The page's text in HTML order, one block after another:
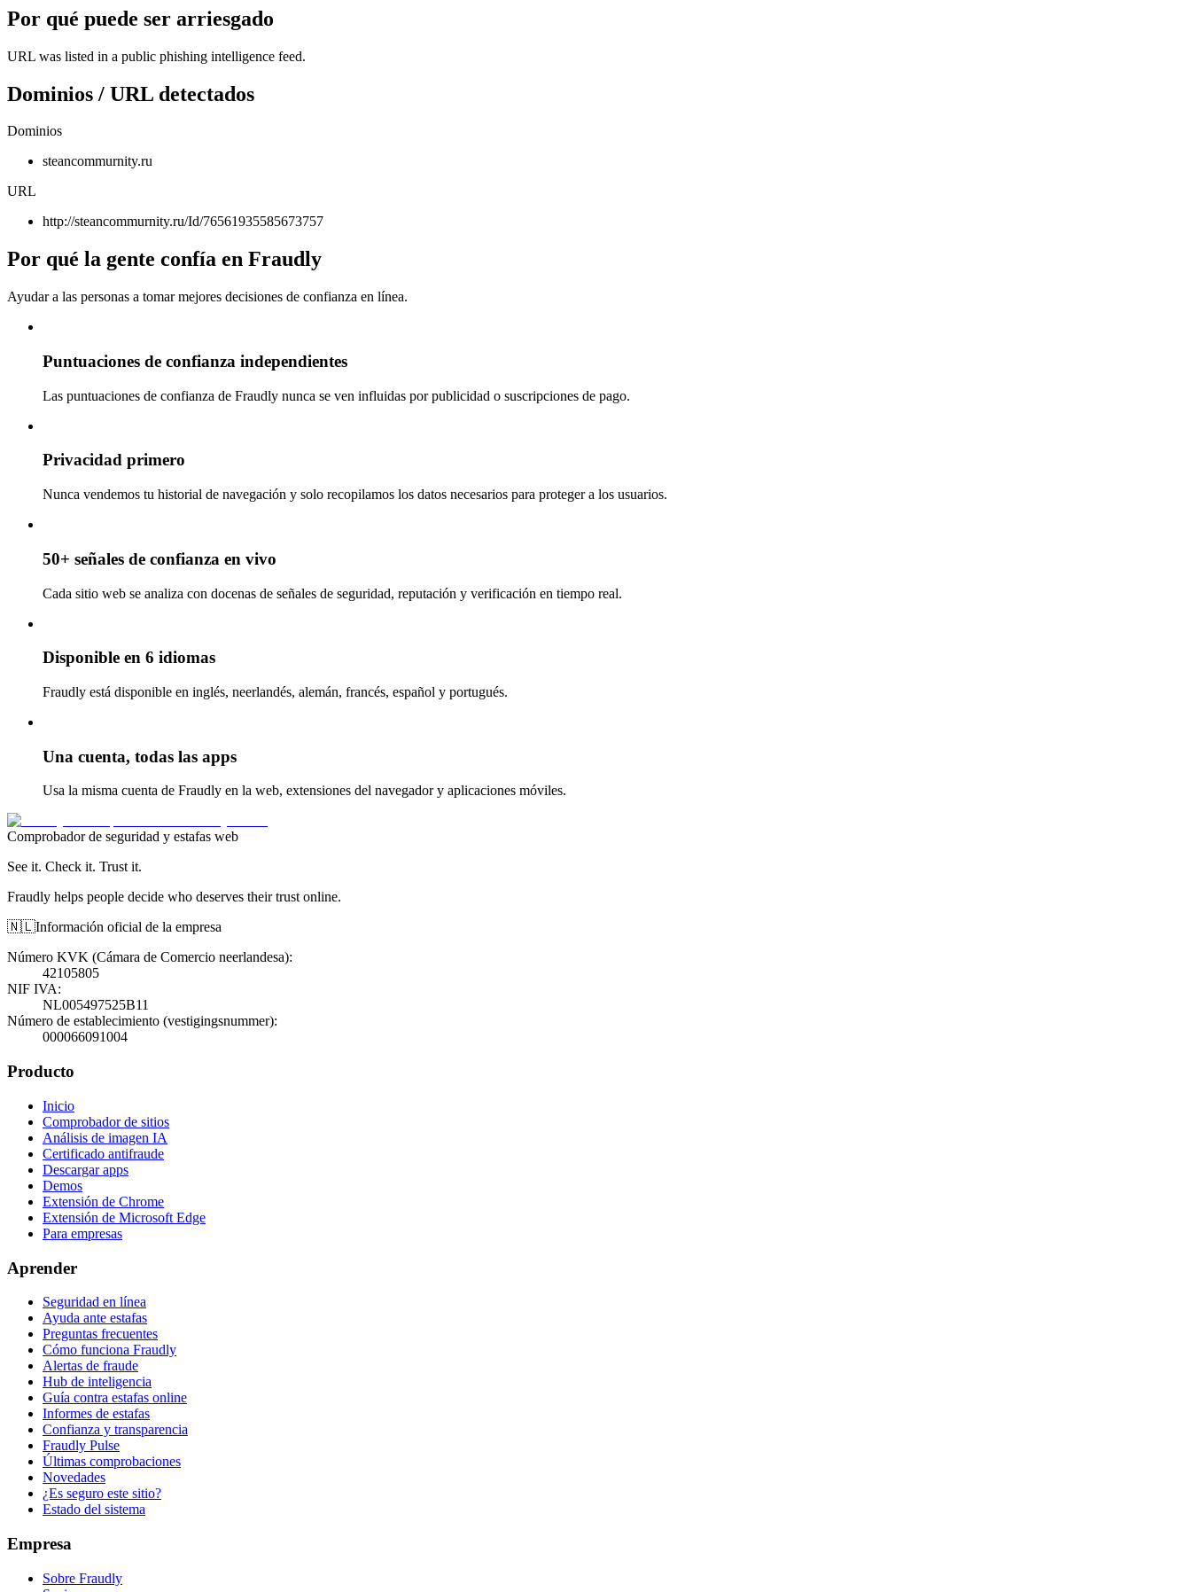
Por qué puede ser arriesgado
URL was listed in a public phishing intelligence feed.
Dominios / URL detectados
Dominios
steancommurnity.ru
URL
http://steancommurnity.ru/Id/76561935585673757
Por qué la gente confía en Fraudly
Ayudar a las personas a tomar mejores decisiones de confianza en línea.
Puntuaciones de confianza independientes
Las puntuaciones de confianza de Fraudly nunca se ven influidas por publicidad o suscripciones de pago.
Privacidad primero
Nunca vendemos tu historial de navegación y solo recopilamos los datos necesarios para proteger a los usuarios.
50+ señales de confianza en vivo
Cada sitio web se analiza con docenas de señales de seguridad, reputación y verificación en tiempo real.
Disponible en 6 idiomas
Fraudly está disponible en inglés, neerlandés, alemán, francés, español y portugués.
Una cuenta, todas las apps
Usa la misma cuenta de Fraudly en la web, extensiones del navegador y aplicaciones móviles.
Comprobador de seguridad y estafas web
See it. Check it. Trust it.
Fraudly helps people decide who deserves their trust online.
🇳🇱Información oficial de la empresa
Número KVK (Cámara de Comercio neerlandesa):
42105805
NIF IVA:
NL005497525B11
Número de establecimiento (vestigingsnummer):
000066091004
Producto
Inicio
Comprobador de sitios
Análisis de imagen IA
Certificado antifraude
Descargar apps
Demos
Extensión de Chrome
Extensión de Microsoft Edge
Para empresas
Aprender
Seguridad en línea
Ayuda ante estafas
Preguntas frecuentes
Cómo funciona Fraudly
Alertas de fraude
Hub de inteligencia
Guía contra estafas online
Informes de estafas
Confianza y transparencia
Fraudly Pulse
Últimas comprobaciones
Novedades
¿Es seguro este sitio?
Estado del sistema
Empresa
Sobre Fraudly